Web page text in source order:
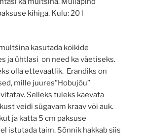
kihiga. Kulu: 20 l
kasutada kõikide
ja ühtlasi on need ka väetiseks.
olla ettevaatlik. Erandiks on
mille juures”Hobujõu”
Selleks tuleks kaevata
veidi sügavam kraav või auk.
ja katta 5 cm paksuse
istutada taim. Sõnnik hakkab siis